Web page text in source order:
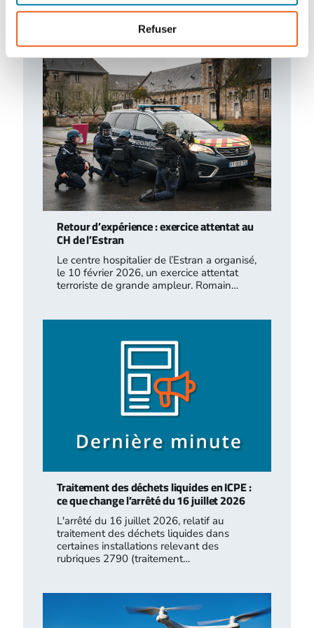
Refuser
survenus en 2025 au sein des installations
Retour d’expérience : exercice attentat au
CH de l’Estran
Le centre hospitalier de l’Estran a organisé,
le 10 février 2026, un exercice attentat
terroriste de grande ampleur. Romain…
Traitement des déchets liquides en ICPE :
ce que change l’arrêté du 16 juillet 2026
L'arrêté du 16 juillet 2026, relatif au
traitement des déchets liquides dans
certaines installations relevant des
rubriques 2790 (traitement…